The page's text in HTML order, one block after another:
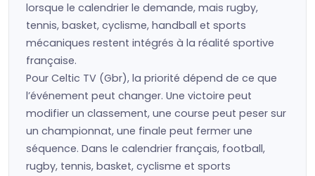
lorsque le calendrier le demande, mais rugby,
tennis, basket, cyclisme, handball et sports
mécaniques restent intégrés à la réalité sportive
française.
Pour Celtic TV (Gbr), la priorité dépend de ce que
l’événement peut changer. Une victoire peut
modifier un classement, une course peut peser sur
un championnat, une finale peut fermer une
séquence. Dans le calendrier français, football,
rugby, tennis, basket, cyclisme et sports